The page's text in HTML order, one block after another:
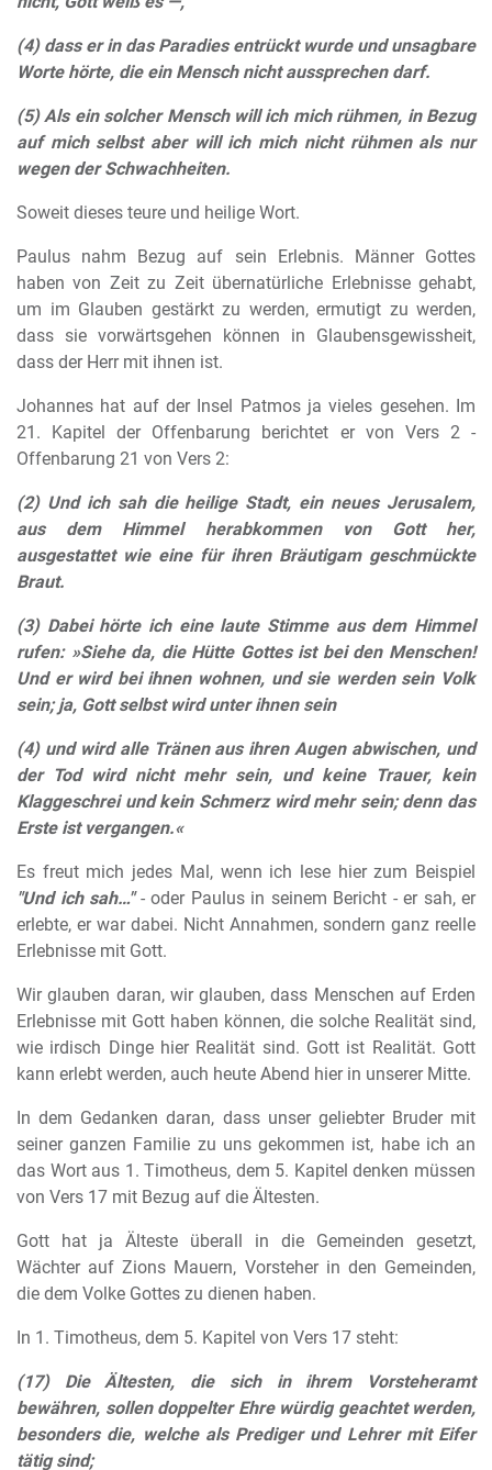
(4) dass er in das Paradies entrückt wurde und unsagbare
Worte hörte, die ein Mensch nicht aussprechen darf.
(5) Als ein solcher Mensch will ich mich rühmen, in Bezug
auf mich selbst aber will ich mich nicht rühmen als nur
wegen der Schwachheiten.
Soweit dieses teure und heilige Wort.
Paulus nahm Bezug auf sein Erlebnis. Männer Gottes
haben von Zeit zu Zeit übernatürliche Erlebnisse gehabt,
um im Glauben gestärkt zu werden, ermutigt zu werden,
dass sie vorwärtsgehen können in Glaubensgewissheit,
dass der Herr mit ihnen ist.
Johannes hat auf der Insel Patmos ja vieles gesehen. Im
21. Kapitel der Offenbarung berichtet er von Vers 2 -
Offenbarung 21 von Vers 2:
(2) Und ich sah die heilige Stadt, ein neues Jerusalem,
aus dem Himmel herabkommen von Gott her,
ausgestattet wie eine für ihren Bräutigam geschmückte
Braut.
(3) Dabei hörte ich eine laute Stimme aus dem Himmel
rufen: »Siehe da, die Hütte Gottes ist bei den Menschen!
Und er wird bei ihnen wohnen, und sie werden sein Volk
sein; ja, Gott selbst wird unter ihnen sein
(4) und wird alle Tränen aus ihren Augen abwischen, und
der Tod wird nicht mehr sein, und keine Trauer, kein
Klaggeschrei und kein Schmerz wird mehr sein; denn das
Erste ist vergangen.«
Es freut mich jedes Mal, wenn ich lese hier zum Beispiel
"Und ich sah…"- oder Paulus in seinem Bericht - er sah, er
erlebte, er war dabei. Nicht Annahmen, sondern ganz reelle
Erlebnisse mit Gott.
Wir glauben daran, wir glauben, dass Menschen auf Erden
Erlebnisse mit Gott haben können, die solche Realität sind,
wie irdisch Dinge hier Realität sind. Gott ist Realität. Gott
kann erlebt werden, auch heute Abend hier in unserer Mitte.
In dem Gedanken daran, dass unser geliebter Bruder mit
seiner ganzen Familie zu uns gekommen ist, habe ich an
das Wort aus 1. Timotheus, dem 5. Kapitel denken müssen
von Vers 17 mit Bezug auf die Ältesten.
Gott hat ja Älteste überall in die Gemeinden gesetzt,
Wächter auf Zions Mauern, Vorsteher in den Gemeinden,
die dem Volke Gottes zu dienen haben.
In 1. Timotheus, dem 5. Kapitel von Vers 17 steht:
(17) Die Ältesten, die sich in ihrem Vorsteheramt
bewähren, sollen doppelter Ehre würdig geachtet werden,
besonders die, welche als Prediger und Lehrer mit Eifer
tätig sind;